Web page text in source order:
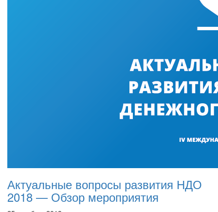
Актуальные вопросы развития НДО
2018 — Обзор мероприятия